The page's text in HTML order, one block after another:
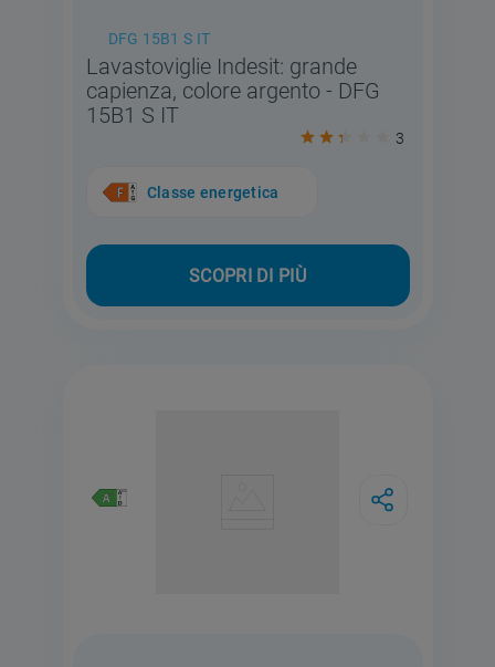
DFG 15B1 S IT
Lavastoviglie Indesit: grande
capienza, colore argento - DFG
15B1 S IT
3
Classe energetica
SCOPRI DI PIÙ